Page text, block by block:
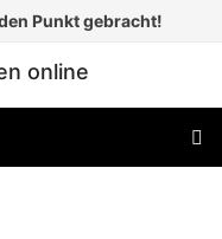
Punkt gebracht!
online